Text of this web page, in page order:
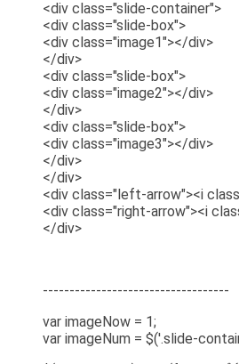
<div class="slide-container">
<div class="slide-box">
<div class="image1"></div>
</div>
<div class="slide-box">
<div class="image2"></div>
</div>
<div class="slide-box">
<div class="image3"></div>
</div>
</div>
<div class="left-arrow"><i
<div class="right-arrow"><i
</div>
-----------------------------------
var imageNow = 1;
var imageNum = $('.slide-